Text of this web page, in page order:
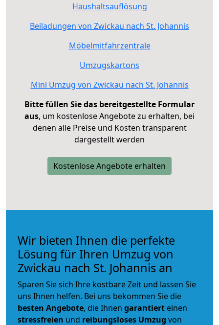
Haushaltsauflösung
Beiladungen von Zwickau nach St. Johannis
Möbelmitfahrzentrale
Umzugskartons
Mini Umzug von Zwickau nach St. Johannis
Bitte füllen Sie das bereitgestellte Formular
aus, um kostenlose Angebote zu erhalten, bei
denen alle Preise und Kosten transparent
dargestellt werden
Kostenlose Angebote erhalten
Wir bieten Ihnen die perfekte
Lösung für Ihren Umzug von
Zwickau nach St. Johannis an
Sparen Sie sich Ihre kostbare Zeit und lassen Sie
uns Ihnen helfen. Bei uns bekommen Sie die
besten Angebote, die Ihnen garantiert einen
stressfreien und reibungsloses Umzug von